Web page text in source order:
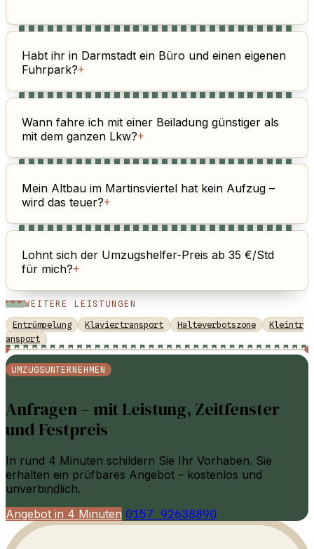
Habt ihr in Darmstadt ein Büro und einen eigenen
Fuhrpark?+
Wann fahre ich mit einer Beiladung günstiger als
mit dem ganzen Lkw?+
Mein Altbau im Martinsviertel hat kein Aufzug –
wird das teuer?+
Lohnt sich der Umzugshelfer-Preis ab 35 €/Std
für mich?+
WEITERE LEISTUNGEN
Entrümpelung Klaviertransport Halteverbotszone
Kleintr
ansport
UMZUGSUNTERNEHMEN
Anfragen – mit Leistung, Zeitfenster
und Festpreis
In rund 4 Minuten schildern Sie Ihr Vorhaben. Sie
erhalten ein prüfbares Angebot – kostenlos und
unverbindlich.
Angebot in 4 Minuten 0157 92638890